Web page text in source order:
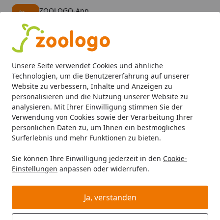
Unsere Seite verwendet Cookies und ähnliche
Technologien, um die Benutzererfahrung auf unserer
Website zu verbessern, Inhalte und Anzeigen zu
personalisieren und die Nutzung unserer Website zu
analysieren. Mit Ihrer Einwilligung stimmen Sie der
Verwendung von Cookies sowie der Verarbeitung Ihrer
persönlichen Daten zu, um Ihnen ein bestmögliches
Surferlebnis und mehr Funktionen zu bieten.
Sie können Ihre Einwilligung jederzeit in den Cookie-
Einstellungen anpassen oder widerrufen.
Ja, verstanden
ZOOLOGO-App
Alle Produkte
Mein Konto
Suchen
Startseite
Hund Hundefutter Trockenfutter Acana 2kg Dog Adult
Acana 2kg Dog Adult